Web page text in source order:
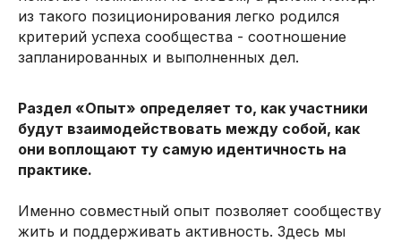
из такого позиционирования легко родился
критерий успеха сообщества - соотношение
запланированных и выполненных дел.
Раздел «Опыт» определяет то, как участники
будут взаимодействовать между собой, как
они воплощают ту самую идентичность на
практике.
Именно совместный опыт позволяет сообществу
жить и поддерживать активность. Здесь мы